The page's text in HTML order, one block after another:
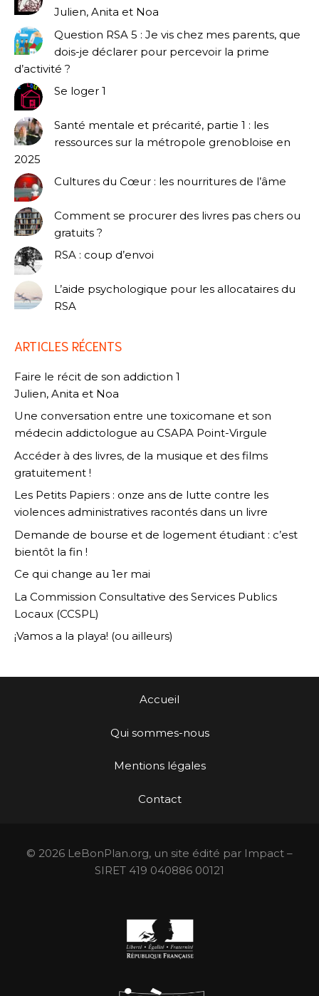
Julien, Anita et Noa
Question RSA 5 : Je vis chez mes parents, que
dois-je déclarer pour percevoir la prime
d’activité ?
Se loger 1
Santé mentale et précarité, partie 1 : les
ressources sur la métropole grenobloise en
2025
Cultures du Cœur : les nourritures de l’âme
Comment se procurer des livres pas chers ou
gratuits ?
RSA : coup d’envoi
L’aide psychologique pour les allocataires du
RSA
ARTICLES RÉCENTS
Faire le récit de son addiction 1
Julien, Anita et Noa
Une conversation entre une toxicomane et son
médecin addictologue au CSAPA Point-Virgule
Accéder à des livres, de la musique et des films
gratuitement !
Les Petits Papiers : onze ans de lutte contre les
violences administratives racontés dans un livre
Demande de bourse et de logement étudiant : c’est
bientôt la fin !
Ce qui change au 1er mai
La Commission Consultative des Services Publics
Locaux (CCSPL)
¡Vamos a la playa! (ou ailleurs)
Accueil
Qui sommes-nous
Mentions légales
Contact
© 2026 LeBonPlan.org, un site édité par Impact –
SIRET 419 040886 00121